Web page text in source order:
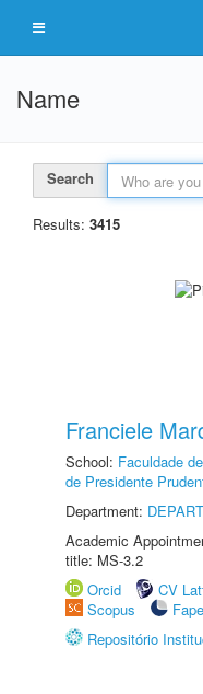
Name
Search
Results: 3415
Franciele
School: Faculdade
de Presidente
Department:
Academic
title: MS-3.2
Orcid
CV
Scopus
Repositório